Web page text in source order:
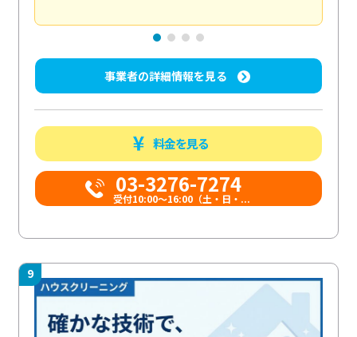
事業者の詳細情報を見る
料金を見る
03-3276-7274
受付10:00〜16:00（土・日・...
9